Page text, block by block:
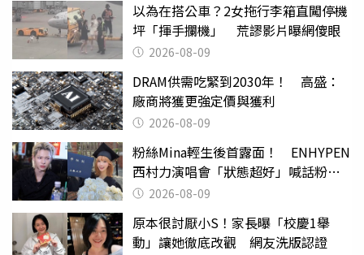
以為在搭公車？2女拖行李箱直闖停機
坪「揮手攔機」 荒謬影片曝網傻眼
2026-08-09
DRAM供需吃緊到2030年！ 高盛：
廠商將獲更強定價與獲利
2026-08-09
粉絲Mina輕生後首露面！ ENHYPEN
西村力演唱會「狀態超好」喊話粉
絲：我們心意相通
2026-08-09
原本很討厭小S！家長曝「校慶1舉
動」讓她徹底改觀 網友洗版認證